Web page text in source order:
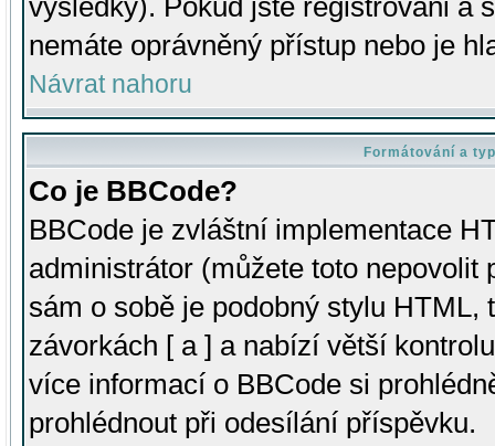
výsledky). Pokud jste registrováni a
nemáte oprávněný přístup nebo je
Návrat nahoru
Formátování a
Co je BBCode?
BBCode je zvláštní implementace
administrátor (můžete toto
sám o sobě je podobný stylu HTML,
závorkách [ a ] a nabízí větší
více informací o BBCode si
prohlédnout při odesílání příspěvku.